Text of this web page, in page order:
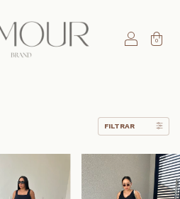
0
FILTRAR